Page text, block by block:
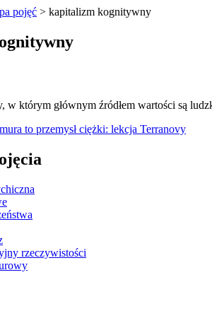
pojęć > kapitalizm kognitywny
w którym głównym źródłem wartości są
to przemysł ciężki: lekcja Terranovy
rzeczywistości